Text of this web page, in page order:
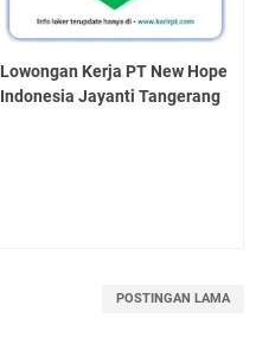
Lowongan Kerja PT New Hope
Indonesia Jayanti Tangerang
POSTINGAN LAMA